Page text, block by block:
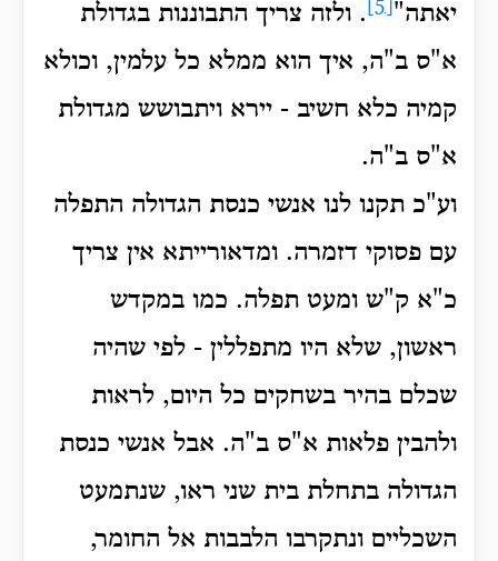
יאתה"
. ולזה צריך התבוננות בגדולת
א"ס ב"ה, איך הוא ממלא כל עלמין, וכולא
קמיה כלא חשיב - יירא ויתבושש מגדולת
א"ס ב"ה.
וע"כ תקנו לנו אנשי כנסת הגדולה התפלה
עם פסוקי דזמרה. ומדאורייתא אין צריך
כ"א ק"ש ומעט תפלה. כמו במקדש
ראשון, שלא היו מתפללין - לפי שהיה
שכלם בהיר בשחקים כל היום, לראות
ולהבין פלאות א"ס ב"ה. אבל אנשי כנסת
הגדולה בתחלת בית שני ראו, שנתמעט
השכליים ונתקרבו הלבבות אל החומר,